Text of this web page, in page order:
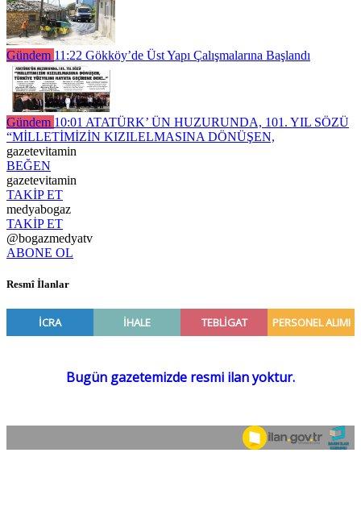
Gündem 11:22 Gökköy’de Üst Yapı Çalışmalarına Başlandı
Gündem 10:01 ATATÜRK’ ÜN HUZURUNDA, 101. YIL SÖZÜ
“MİLLETİMİZİN KIZILELMASINA DÖNÜŞEN,
gazetevitamin
BEĞEN
gazetevitamin
TAKİP ET
medyabogaz
TAKİP ET
@bogazmedyatv
ABONE OL
Resmî İlanlar